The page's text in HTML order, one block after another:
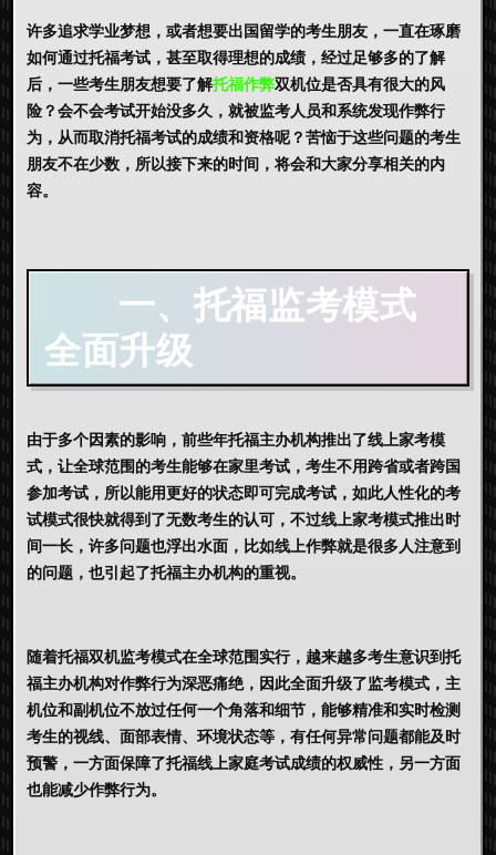
许多追求学业梦想，或者想要出国留学的考生朋友，一直在琢磨
如何通过托福考试，甚至取得理想的成绩，经过足够多的了解
后，一些考生朋友想要了解托福作弊双机位是否具有很大的风
险？会不会考试开始没多久，就被监考人员和系统发现作弊行
为，从而取消托福考试的成绩和资格呢？苦恼于这些问题的考生
朋友不在少数，所以接下来的时间，将会和大家分享相关的内
容。
一、托福监考模式
全面升级
由于多个因素的影响，前些年托福主办机构推出了线上家考模
式，让全球范围的考生能够在家里考试，考生不用跨省或者跨国
参加考试，所以能用更好的状态即可完成考试，如此人性化的考
试模式很快就得到了无数考生的认可，不过线上家考模式推出时
间一长，许多问题也浮出水面，比如线上作弊就是很多人注意到
的问题，也引起了托福主办机构的重视。
随着托福双机监考模式在全球范围实行，越来越多考生意识到托
福主办机构对作弊行为深恶痛绝，因此全面升级了监考模式，主
机位和副机位不放过任何一个角落和细节，能够精准和实时检测
考生的视线、面部表情、环境状态等，有任何异常问题都能及时
预警，一方面保障了托福线上家庭考试成绩的权威性，另一方面
也能减少作弊行为。